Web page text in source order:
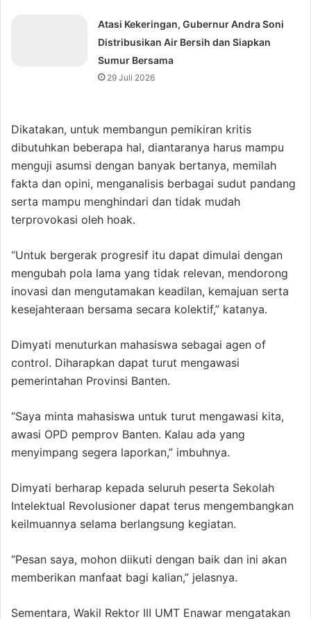
Atasi Kekeringan, Gubernur Andra Soni
Distribusikan Air Bersih dan Siapkan
Sumur Bersama
29 Juli 2026
Dikatakan, untuk membangun pemikiran kritis
dibutuhkan beberapa hal, diantaranya harus mampu
menguji asumsi dengan banyak bertanya, memilah
fakta dan opini, menganalisis berbagai sudut pandang
serta mampu menghindari dan tidak mudah
terprovokasi oleh hoak.
“Untuk bergerak progresif itu dapat dimulai dengan
mengubah pola lama yang tidak relevan, mendorong
inovasi dan mengutamakan keadilan, kemajuan serta
kesejahteraan bersama secara kolektif,” katanya.
Dimyati menuturkan mahasiswa sebagai agen of
control. Diharapkan dapat turut mengawasi
pemerintahan Provinsi Banten.
“Saya minta mahasiswa untuk turut mengawasi kita,
awasi OPD pemprov Banten. Kalau ada yang
menyimpang segera laporkan,” imbuhnya.
Dimyati berharap kepada seluruh peserta Sekolah
Intelektual Revolusioner dapat terus mengembangkan
keilmuannya selama berlangsung kegiatan.
“Pesan saya, mohon diikuti dengan baik dan ini akan
memberikan manfaat bagi kalian,” jelasnya.
Sementara, Wakil Rektor III UMT Enawar mengatakan